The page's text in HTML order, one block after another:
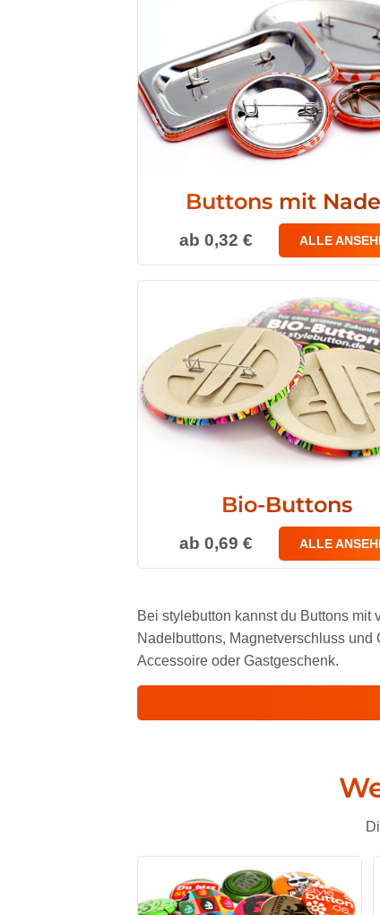
Buttons mit
ab 0,32 € ALLE
Bio-Buttons
ab 0,69 € ALLE
Bei stylebutton kannst du Buttons
Nadelbuttons, Magnetverschluss und
Accessoire oder Gastgeschenk.